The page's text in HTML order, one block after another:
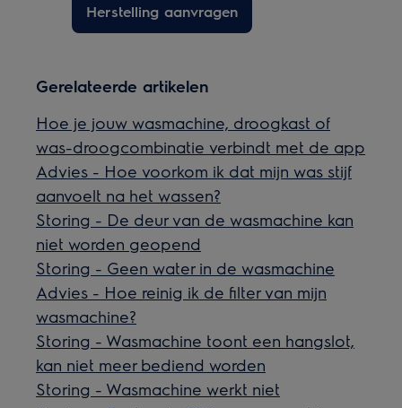
Herstelling aanvragen
Gerelateerde artikelen
Hoe je jouw wasmachine, droogkast of
was-droogcombinatie verbindt met de app
Advies - Hoe voorkom ik dat mijn was stijf
aanvoelt na het wassen?
Storing - De deur van de wasmachine kan
niet worden geopend
Storing - Geen water in de wasmachine
Advies - Hoe reinig ik de filter van mijn
wasmachine?
Storing - Wasmachine toont een hangslot,
kan niet meer bediend worden
Storing - Wasmachine werkt niet